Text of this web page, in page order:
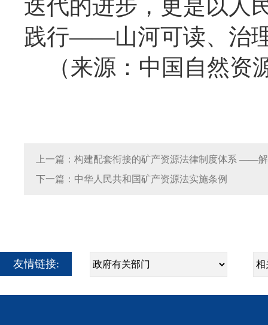
迭代的进步，更是以人
践行——山河可读、治
（来源：中国自然资
上一篇：构建配套衔接的矿产资源法律制度体系 ——
下一篇：中华人民共和国矿产资源法实施条例
友情链接: